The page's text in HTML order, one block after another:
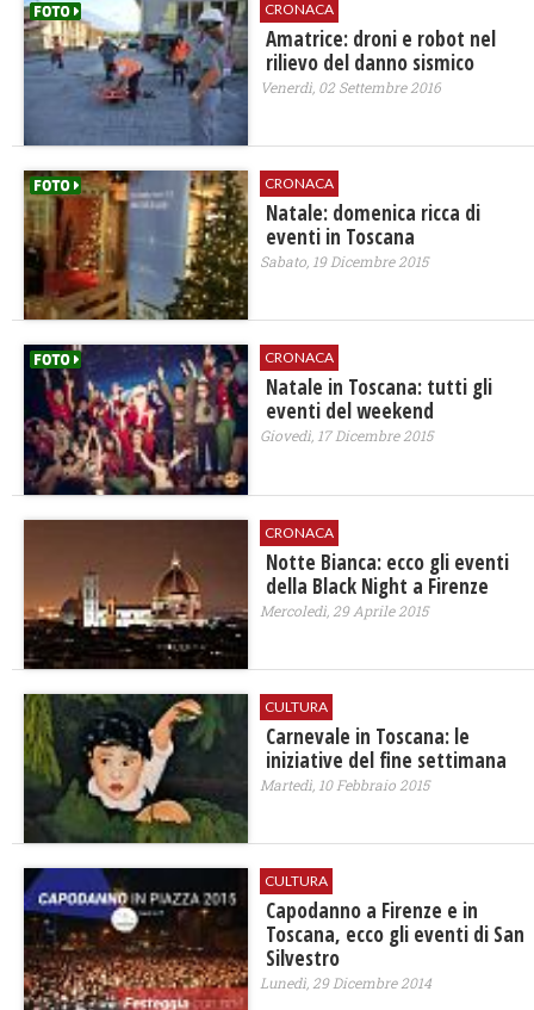
CRONACA
Amatrice: droni e robot nel
rilievo del danno sismico
Venerdì, 02 Settembre 2016
CRONACA
Natale: domenica ricca di
eventi in Toscana
Sabato, 19 Dicembre 2015
CRONACA
Natale in Toscana: tutti gli
eventi del weekend
Giovedì, 17 Dicembre 2015
CRONACA
Notte Bianca: ecco gli eventi
della Black Night a Firenze
Mercoledì, 29 Aprile 2015
CULTURA
Carnevale in Toscana: le
iniziative del fine settimana
Martedì, 10 Febbraio 2015
CULTURA
Capodanno a Firenze e in
Toscana, ecco gli eventi di San
Silvestro
Lunedì, 29 Dicembre 2014